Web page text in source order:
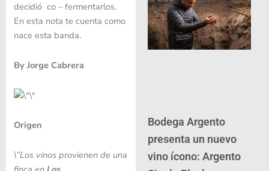
decidió co – fermentarlos.
En esta nota te cuenta como
nace esta banda.
By Jorge Cabrera
Origen
\”Los vinos provienen de una
Bodega Argento
presenta un nuevo
vino ícono: Argento